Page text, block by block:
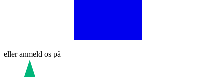
eller anmeld os på